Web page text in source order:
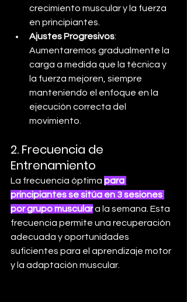
crecimiento muscular y la fuerza
en principiantes.
Ajustes Progresivos:
Aumentaremos gradualmente la
carga a medida que la técnica y
la fuerza mejoren, siempre
manteniendo el enfoque en la
ejecución correcta del
movimiento.
2. Frecuencia de
Entrenamiento
La frecuencia óptima para
principiantes se sitúa en 3 sesiones
por grupo musculara la semana. Esta
frecuencia permite una recuperación
adecuada y oportunidades
suficientes para el aprendizaje motor
y la adaptación muscular.